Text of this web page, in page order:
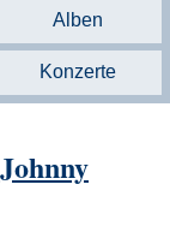
Alben
Konzerte